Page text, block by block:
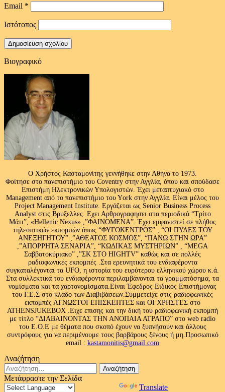
Email *
Ιστότοπος
Βιογραφικό
Ο Χρήστος Κασταμονίτης γεννήθηκε στην Αθήνα το 1973.
Φοίτησε στο πανεπιστήμιο του Coventry στην Αγγλία, όπου και σπούδασε
Επιστήμη Ηλεκτρονικών Υπολογιστών. Έχει μεταπτυχιακό στο
Management από το πανεπιστήμιο του Υork στην Αγγλία. Είναι μέλος του
Project Management Institute. Εργάζεται ως Senior Business Process
Analyst στις Βρυξελλες. Εχει Αρθρογραφησει στα περιοδικά “Τρίτο
Μάτι”, «Hellenic Nexus» ,”ΦΑΙΝΟΜΕΝΑ”. Έχει εμφανιστεί σε πλήθος
τηλεοπτικών εκπομπών όπως “ΦΥΓΟΚΕΝΤΡΟΣ” , “ΟΙ ΠΥΛΕΣ ΤΟΥ
ΑΝΕΞΗΓΗΤΟΥ” ,”ΑΘΕΑΤΟΣ ΚΟΣΜΟΣ”, “ΠΑΝΩ ΣΤΗΝ ΩΡΑ”
,”ΑΠΟΡΡΗΤΑ ΣΕΝΑΡΙΑ”, “ΚΩΔΙΚΑΣ ΜΥΣΤΗΡΙΩΝ” , “MEGA
Σαββατοκύριακο” ,”ΣΚ ΣΤΟ HIGHTV” καθώς και σε πολλές
ραδιοφωνικές εκπομπές .Στα ερευνητικά του ενδιαφέροντα
συγκαταλέγονται τα UFO, η ιστορία του ευρύτερου ελληνικού χώρου κ.ά.
Στα συλλεκτικά του ενδιαφέροντα περιλαμβάνονται τα γραμματόσημα, τα
νομίσματα και τα χαρτονομίσματα.Είναι Έφεδρος Ειδικός Επιστήμονας
του Γ.Ε.Σ στο κλάδο των Διαβιβάσεων.Συμμετείχε στις ραδιοφωνικές
εκπομπές ΑΓΝΩΣΤΟΙ ΕΠΙΣΚΕΠΤΕΣ και ΟΙ ΧΡΗΣΤΕΣ στο
ATHENSJUKEBOX .Ειχε επισης και την δική του ραδιοφωνική εκπομπή
με τίτλο “ΔΙΑΒΑΙΝΟΝΤΑΣ ΤΗΝ ΑΝΟΠΑΙΑ ΑΤΡΑΠΟ” στο web radio
του Ε.Ο.Ε με θέματα που σκοπό έχουν να ξυπνήσουν και άλλους
συντρόφους για να περιμένουμε τους βαρβάρους ξένους ή μη.Προσωπικό
email : kastamonitis@gmail.com
Αναζήτηση
Αναζήτηση
για:
Μετάφραστε την Σελίδα
Translate